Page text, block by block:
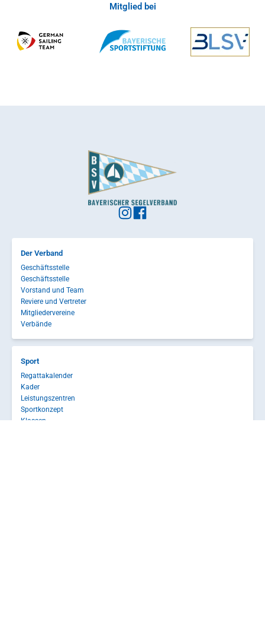
Mitglied bei
Der Verband
Geschäftsstelle
Geschäftsstelle
Vorstand und Team
Reviere und Vertreter
Mitgliedervereine
Verbände
Sport
Regattakalender
Kader
Leistungszentren
Sportkonzept
Klassen